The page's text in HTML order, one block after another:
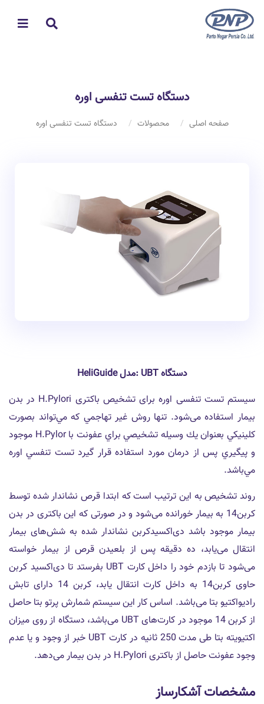
دستگاه تست تنفسی اوره
صفحه اصلی محصولات دستگاه تست تنفسی اوره
دستگاه UBT :مدل HeliGuide
سیستم تست تنفسی اوره برای تشخیص باکتری H.Pylori در بدن
بیمار استفاده می‌شود. تنها روش غير تهاجمي كه مي‌تواند بصورت
كلينيكي بعنوان يك وسيله تشخيصي براي عفونت با H.Pylor موجود
و پيگيري پس از درمان مورد استفاده قرار گيرد تست تنفسي اوره
مي‌باشد.
روند تشخیص به این ترتیب است که ابتدا قرص نشاندار شده توسط
کربن14 به بیمار خورانده می‌شود و در صورتی که این باکتری در بدن
بیمار موجود باشد دی‌اکسیدکربن نشاندار شده به شش‌های بیمار
انتقال می‌یابد، ده دقیقه پس از بلعیدن قرص از بیمار خواسته
می‌شود تا بازدم خود را داخل کارت UBT بفرستد تا دی‌اکسید کربن
حاوی کربن14 به داخل کارت انتقال یابد، کربن 14 دارای تابش
رادیواکتیو بتا می‌باشد. اساس کار این سیستم شمارش پرتو بتا حاصل
از کربن 14 موجود در کارت‌های UBT می‌باشد، دستگاه از روی میزان
اکتیویته بتا طی مدت 250 ثانیه در کارت UBT خبر از وجود و یا عدم
وجود عفونت حاصل از باکتری H.Pylori در بدن بیمار می‌دهد.
مشخصات آشکارساز